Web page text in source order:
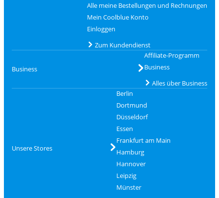
Alle meine Bestellungen und Rechnungen
Mein Coolblue Konto
Einloggen
Zum Kundendienst
Business
Affiliate-Programm
Business
Alles über Business
Unsere Stores
Berlin
Dortmund
Düsseldorf
Essen
Frankfurt am Main
Hamburg
Hannover
Leipzig
Münster